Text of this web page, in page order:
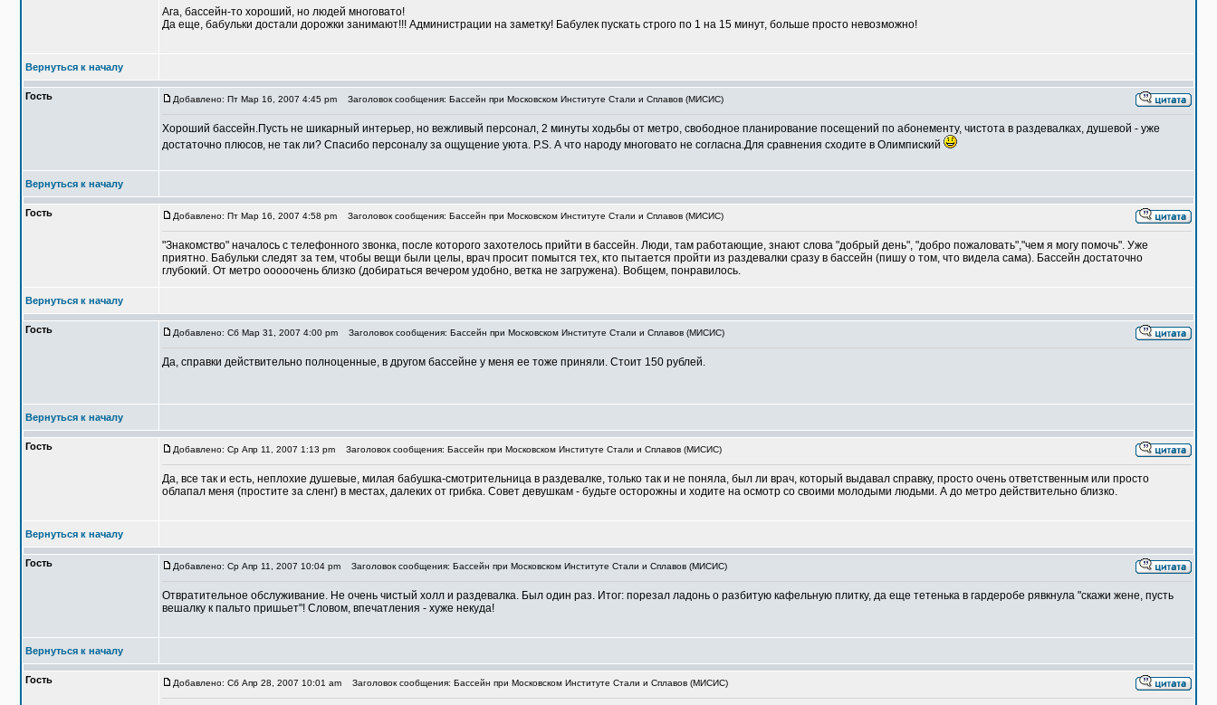
Ага, бассейн-то хороший, но людей многовато!
Да еще, бабульки достали дорожки занимают!!! Администрации на заметку! Бабулек пускать строго по 1 на 15 минут, больше просто невозможно!
Вернуться к началу
Гость Добавлено: Пт Мар 16, 2007 4:45 pm Заголовок сообщения: Бассейн при Московском Институте Стали и Сплавов (МИСИС)
Хороший бассейн.Пусть не шикарный интерьер, но вежливый персонал, 2 минуты ходьбы от метро, свободное планирование посещений по абонементу, чистота в раздевалках, душевой - уже
достаточно плюсов, не так ли? Спасибо персоналу за ощущение уюта. P.S. А что народу многовато не согласна.Для сравнения сходите в Олимпиский
Вернуться к началу
Гость Добавлено: Пт Мар 16, 2007 4:58 pm Заголовок сообщения: Бассейн при Московском Институте Стали и Сплавов (МИСИС)
"Знакомство" началось с телефонного звонка, после которого захотелось прийти в бассейн. Люди, там работающие, знают слова "добрый день", "добро пожаловать","чем я могу помочь". Уже
приятно. Бабульки следят за тем, чтобы вещи были целы, врач просит помытся тех, кто пытается пройти из раздевалки сразу в бассейн (пишу о том, что видела сама). Бассейн достаточно
глубокий. От метро ооооочень близко (добираться вечером удобно, ветка не загружена). Вобщем, понравилось.
Вернуться к началу
Гость Добавлено: Сб Мар 31, 2007 4:00 pm Заголовок сообщения: Бассейн при Московском Институте Стали и Сплавов (МИСИС)
Да, справки действительно полноценные, в другом бассейне у меня ее тоже приняли. Стоит 150 рублей.
Вернуться к началу
Гость Добавлено: Ср Апр 11, 2007 1:13 pm Заголовок сообщения: Бассейн при Московском Институте Стали и Сплавов (МИСИС)
Да, все так и есть, неплохие душевые, милая бабушка-смотрительница в раздевалке, только так и не поняла, был ли врач, который выдавал справку, просто очень ответственным или просто
облапал меня (простите за сленг) в местах, далеких от грибка. Совет девушкам - будьте осторожны и ходите на осмотр со своими молодыми людьми. А до метро действительно близко.
Вернуться к началу
Гость Добавлено: Ср Апр 11, 2007 10:04 pm Заголовок сообщения: Бассейн при Московском Институте Стали и Сплавов (МИСИС)
Отвратительное обслуживание. Не очень чистый холл и раздевалка. Был один раз. Итог: порезал ладонь о разбитую кафельную плитку, да еще тетенька в гардеробе рявкнула "скажи жене, пусть
вешалку к пальто пришьет"! Словом, впечатления - хуже некуда!
Вернуться к началу
Гость Добавлено: Сб Апр 28, 2007 10:01 am Заголовок сообщения: Бассейн при Московском Институте Стали и Сплавов (МИСИС)